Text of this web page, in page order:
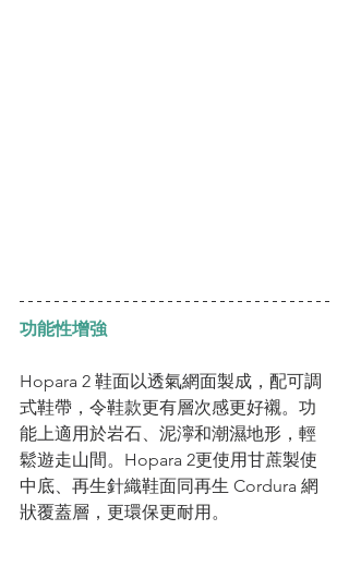
功能性增強
Hopara 2 鞋面以透氣網面製成，配可調
式鞋帶，令鞋款更有層次感更好襯。功
能上適用於岩石、泥濘和潮濕地形，輕
鬆遊走山間。Hopara 2更使用甘蔗製使
中底、再生針織鞋面同再生 Cordura 網
狀覆蓋層，更環保更耐用。